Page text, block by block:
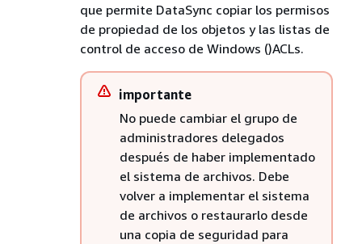
que permite DataSync copiar los permisos
de propiedad de los objetos y las listas de
control de acceso de Windows ()ACLs.
importante
No puede cambiar el grupo de
administradores delegados
después de haber implementado
el sistema de archivos. Debe
volver a implementar el sistema
de archivos o restaurarlo desde
una copia de seguridad para